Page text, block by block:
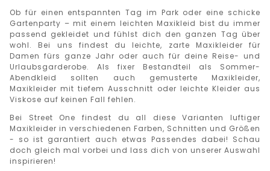
Ob für einen entspannten Tag im Park oder eine schicke
Gartenparty – mit einem leichten Maxikleid bist du immer
passend gekleidet und fühlst dich den ganzen Tag über
wohl.
Bei uns findest du leichte, zarte
Maxikleider für
Damen fürs ganze Jahr oder auch für deine Reise- und
Urlaubsgarderobe. Als fixer Bestandteil als Sommer-
Abendkleid sollten auch gemusterte Maxikleider,
Maxikleider mit tiefem Ausschnitt oder leichte Kleider aus
Viskose auf keinen Fall fehlen.
Bei Street One findest du all diese Varianten luftiger
Maxikleider in verschiedenen Farben, Schnitten und Größen
- so ist garantiert auch etwas Passendes dabei! Schau
doch gleich mal vorbei und lass dich von unserer Auswahl
inspirieren!